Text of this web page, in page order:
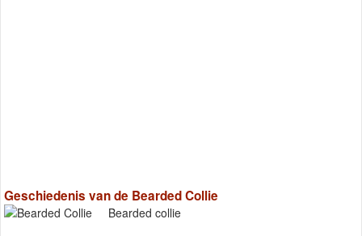
Geschiedenis van de Bearded Collie
Bearded collie